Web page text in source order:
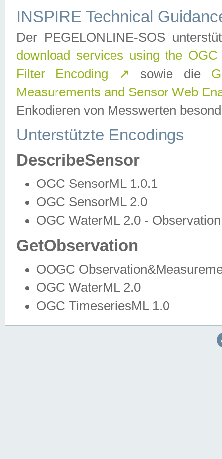
INSPIRE Technical
Der PEGELONLINE-SOS
download services using the
Filter Encoding
↗ sowie die
Measurements and Sensor Web
Enkodieren von Messwerten
Unterstützte Encodings
DescribeSensor
OGC SensorML 1.0.1
OGC SensorML 2.0
OGC WaterML 2.0 -
GetObservation
OOGC
OGC WaterML 2.0
OGC TimeseriesML 1.0